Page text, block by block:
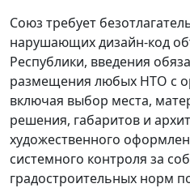
Союз требует
нарушающих дизайн-код
Республики, введения
размещения любых НТО с
включая выбор места,
решения, габаритов и
художественного
системного контроля за
градостроительных норм